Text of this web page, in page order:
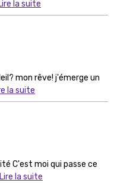
la suite
mon rêve! j'émerge un
la suite
C'est moi qui passe ce
Lire la suite